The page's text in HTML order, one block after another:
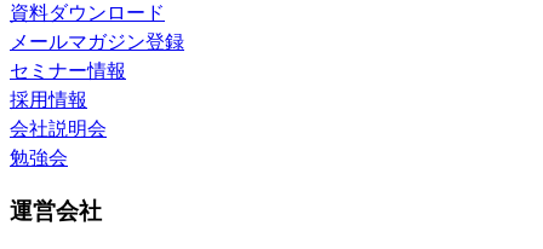
資料ダウンロード
メールマガジン登録
セミナー情報
採用情報
会社説明会
勉強会
運営会社